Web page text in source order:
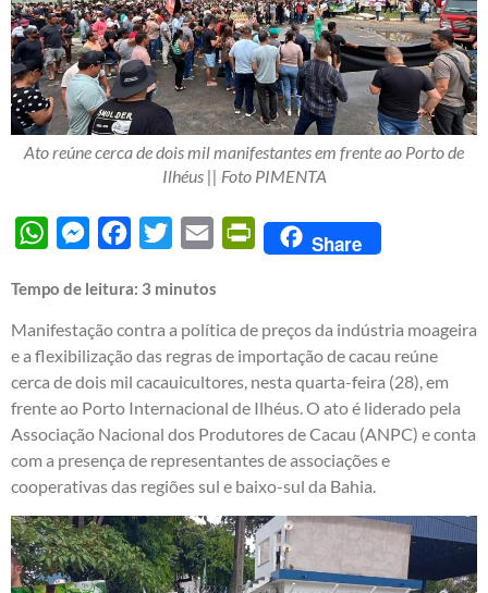
Ato reúne cerca de dois mil manifestantes em frente ao Porto de
Ilhéus || Foto PIMENTA
WhatsAppMessengerFacebook
Twitter Email PrintFriendly
Share
Tempo de leitura: 3 minutos
Manifestação contra a política de preços da indústria moageira
e a flexibilização das regras de importação de cacau reúne
cerca de dois mil cacauicultores, nesta quarta-feira (28), em
frente ao Porto Internacional de Ilhéus. O ato é liderado pela
Associação Nacional dos Produtores de Cacau (ANPC) e conta
com a presença de representantes de associações e
cooperativas das regiões sul e baixo-sul da Bahia.